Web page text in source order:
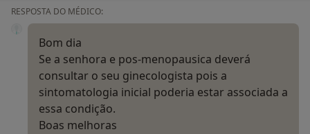
RESPOSTA DO MÉDICO:
Bom dia
Se a senhora e pos-menopausica deverá
consultar o seu ginecologista pois a
sintomatologia inicial poderia estar associada a
essa condição.
Boas melhoras